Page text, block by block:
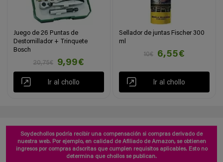
Juego de 26 Puntas de
Destornillador + Trinquete
Bosch
20,75€
9,99€
Ir al chollo
Sellador de juntas Fischer 300
ml
10€
6,55€
Ir al chollo
Soydechollos podría recibir una compensación si compras derivado de
nuestra web. Por ejemplo, en calidad de Afiliado de Amazon, se obtienen
ingresos por compras adscritas que cumplen requisitos aplicables. Esto no
determina que chollos se publican.